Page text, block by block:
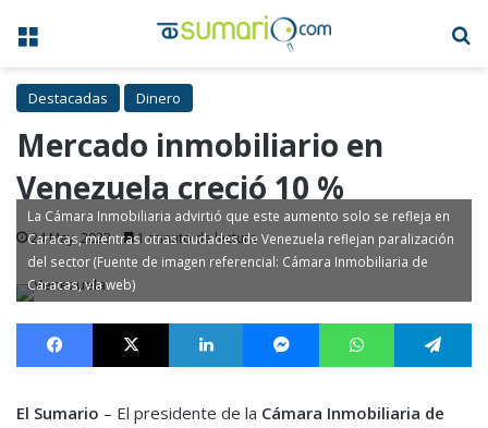
Menú
Destacadas Dinero
Mercado inmobiliario en
Venezuela creció 10 %
24 May, 2023 1 minuto de lectura
La Cámara Inmobiliaria advirtió que este aumento solo se refleja en
Caracas, mientras otras ciudades de Venezuela reflejan paralización
del sector (Fuente de imagen referencial: Cámara Inmobiliaria de
Caracas, vía web)
Facebook X LinkedIn MessengerWhatsApp
El Sumario – El presidente de la Cámara Inmobiliaria de